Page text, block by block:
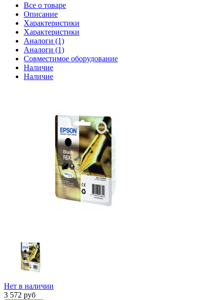
Все о товаре
Описание
Характеристики
Характеристики
Аналоги (1)
Аналоги (1)
Совместимое оборудование
Наличие
Наличие
Нет в наличии
3 572 руб